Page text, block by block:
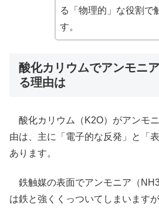
る「物理的」な役割で
す。
酸化カリウムでアンモニ
る理由は
酸化カリウム（K2O）がアンモ
由は、主に「電子的な反発」と「
あります。
鉄触媒の表面でアンモニア（
は鉄と強くくっついてしまいます